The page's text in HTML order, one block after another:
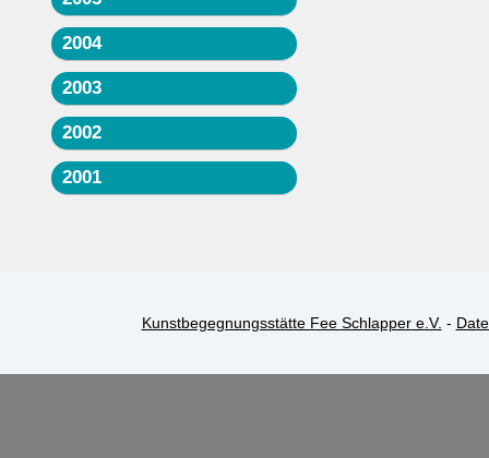
2004
2003
2002
2001
Kunstbegegnungsstätte Fee Schlapper e.V. -